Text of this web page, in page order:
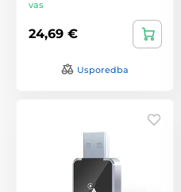
vas
24,69 €
Usporedba